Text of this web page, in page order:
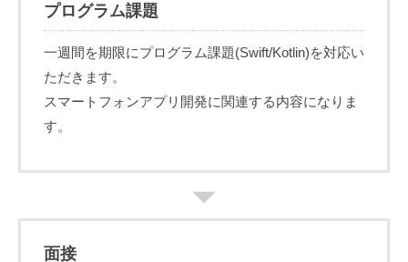
プログラム課題
一週間を期限にプログラム課題(Swift/Kotlin)を対応い
ただきます。
スマートフォンアプリ開発に関連する内容になりま
す。
面接